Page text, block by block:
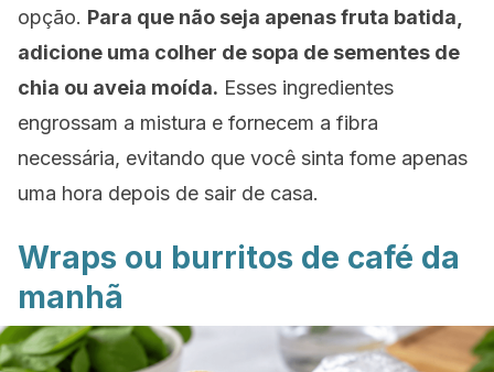
opção. Para que não seja apenas fruta batida,
adicione uma colher de sopa de sementes de
chia ou aveia moída. Esses ingredientes
engrossam a mistura e fornecem a fibra
necessária, evitando que você sinta fome apenas
uma hora depois de sair de casa.
Wraps ou burritos de café da
manhã